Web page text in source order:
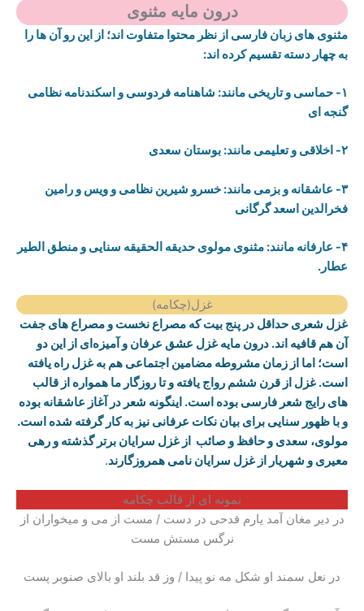
درون مایه مثنوی
مثنوی های زبان فارسی از نظر محتوا متفاوت اند؛ از این رو آن ها را
به چهار دسته تقسیم کرده اند:
۱- حماسی و تاریخی مانند: شاهنامه فردوسی و اسکندنامه نظامی
گنجه ای
۲- اخلاقی و تعلیمی مانند: بوستان سعدی
۳- عاشقانه و بزمی مانند: خسرو شیرین نظامی و ویس و رامین
فخرالدین اسعد گرگانی
۴- عارفانه مانند: مثنوی مولوی حدیقه الحقیقه سنایی و منطق الطیر
عطار.
غزل(چکامه)
غزل شعری حداقل در پنج بیت که مصراع نخست و مصراع های جفت
آن هم قافیه اند. درون مایه غزل عشق عرفان و آمیزه‌ای از این دو
است؛ اما از زمان مشروطه مضامین اجتماعی هم به غزل راه یافته
است. غزل از قرن ششم رواج یافته و تا روزگار ما همواره از قالب
های رایج شعر فارسی بوده است. اینگونه شعر در آغاز عاشقانه بوده
و با ظهور سنایی برای بیان نکات عرفانی نیز به کار گرفته شده است.
مولوی، سعدی و حافظ و صائب از غزل سرایان برتر گذشته و رهی
معیری و شهریار از غزل سرایان نامی همروزگارند.
نمونه ای از قالب چکامه
در دیر مغان آمد یارم قدحی در دست / مست از می و میخواران از
نرگس مستش مست
در نعل سمند او شکل مه نو پیدا / وز قد بلند او بالای صنوبر پست